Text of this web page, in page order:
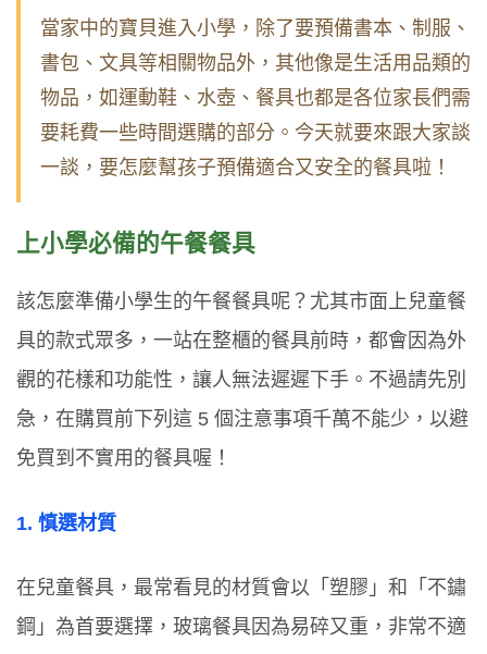
當家中的寶貝進入小學，除了要預備書本、制服、
書包、文具等相關物品外，其他像是生活用品類的
物品，如運動鞋、水壺、餐具也都是各位家長們需
要耗費一些時間選購的部分。今天就要來跟大家談
一談，要怎麼幫孩子預備適合又安全的餐具啦！
上小學必備的午餐餐具
該怎麼準備小學生的午餐餐具呢？尤其市面上兒童餐
具的款式眾多，一站在整櫃的餐具前時，都會因為外
觀的花樣和功能性，讓人無法遲遲下手。不過請先別
急，在購買前下列這 5 個注意事項千萬不能少，以避
免買到不實用的餐具喔！
1. 慎選材質
在兒童餐具，最常看見的材質會以「塑膠」和「不鏽
鋼」為首要選擇，玻璃餐具因為易碎又重，非常不適